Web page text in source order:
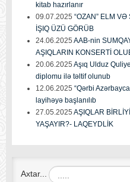
kitab hazırlanır
09.07.2025 “OZAN” ELM
İŞIQ ÜZÜ GÖRÜB
24.06.2025 AAB-nin
AŞIQLARIN KONSERTİ
20.06.2025 Aşıq Ulduz
diplomu ilə təltif olunub
12.06.2025 “Qərbi
layihəyə başlanılıb
27.05.2025 AŞIQLAR
YAŞAYIR?- LAQEYDLİK
Axtar...